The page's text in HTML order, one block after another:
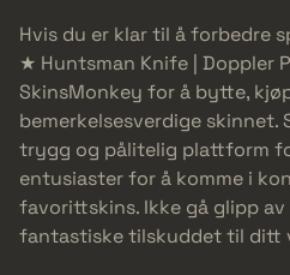
Hvis du er klar til å forbedre
★ Huntsman Knife | Doppler
SkinsMonkey for å bytte,
bemerkelsesverdige skinnet.
trygg og pålitelig plattform
entusiaster for å komme i
favorittskins. Ikke gå glipp
fantastiske tilskuddet til ditt